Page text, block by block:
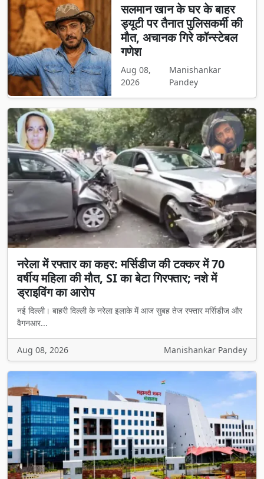
सलमान खान के घर के बाहर
ड्यूटी पर तैनात पुलिसकर्मी की
मौत, अचानक गिरे कॉन्स्टेबल
गणेश
Aug 08,
2026
Manishankar
Pandey
नरेला में रफ्तार का कहर: मर्सिडीज की टक्कर में 70
वर्षीय महिला की मौत, SI का बेटा गिरफ्तार; नशे में
ड्राइविंग का आरोप
नई दिल्ली। बाहरी दिल्ली के नरेला इलाके में आज सुबह तेज रफ्तार मर्सिडीज और
वैगनआर...
Aug 08, 2026 Manishankar Pandey